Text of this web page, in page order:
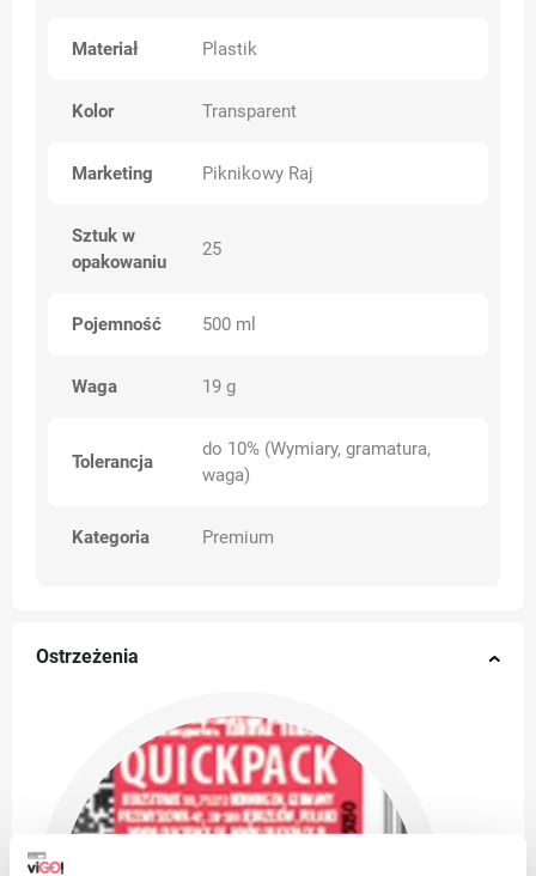
Materiał Plastik
Kolor Transparent
Marketing Piknikowy Raj
Sztuk w
opakowaniu
25
Pojemność 500 ml
Waga 19 g
Tolerancja
do 10% (Wymiary, gramatura,
waga)
Kategoria Premium
Ostrzeżenia